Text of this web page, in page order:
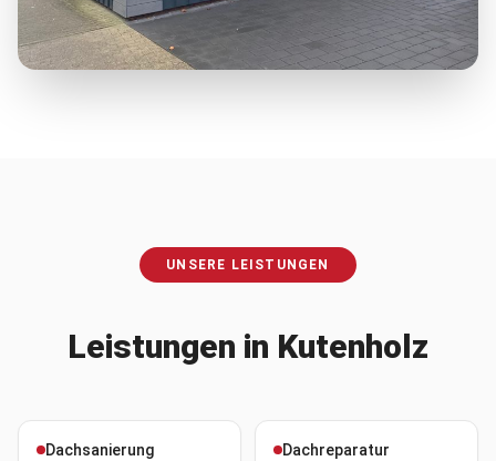
UNSERE LEISTUNGEN
Leistungen in Kutenholz
Dachsanierung Dachreparatur